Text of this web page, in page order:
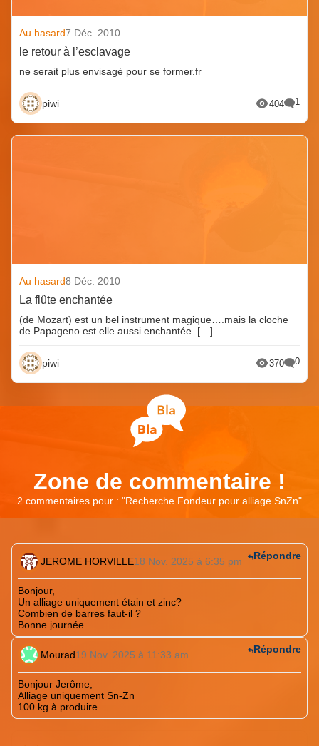
Au hasard7 Déc. 2010
le retour à l’esclavage
ne serait plus envisagé pour se former.fr
piwi 404 1
Au hasard8 Déc. 2010
La flûte enchantée
(de Mozart) est un bel instrument magique….mais la cloche
de Papageno est elle aussi enchantée. […]
piwi 370 0
Zone de commentaire !
2 commentaires pour : "Recherche Fondeur pour alliage SnZn"
JEROME HORVILLE18 Nov. 2025 à 6:35 pm
Bonjour,
Un alliage uniquement étain et zinc?
Combien de barres faut-il ?
Bonne journée
Répondre
Mourad19 Nov. 2025 à 11:33 am
Bonjour Jerôme,
Alliage uniquement Sn-Zn
100 kg à produire
Répondre